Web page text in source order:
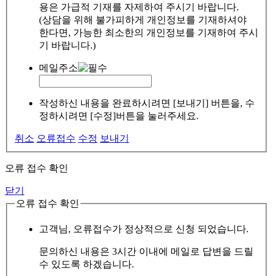
용은 가급적 기재를 자제하여 주시기 바랍니다.
(상담을 위해 불가피하게 개인정보를 기재하셔야
한다면, 가능한 최소한의 개인정보를 기재하여 주시
기 바랍니다.)
메일주소
작성하신 내용을 완료하시려면 [보내기] 버튼을, 수
정하시려면 [수정]버튼을 눌러주세요.
취소 오류접수 수정 보내기
오류 접수 확인
닫기
오류 접수 확인
고객님, 오류접수가 정상적으로 신청 되었습니다.
문의하신 내용은 3시간 이내에 메일로 답변을 드릴
수 있도록 하겠습니다.